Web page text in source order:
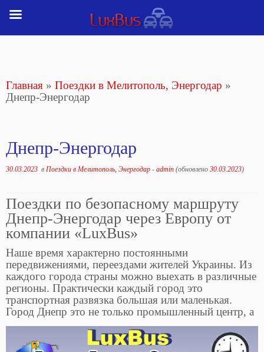
Главная » Поездки в Мелитополь, Энергодар »
Днепр-Энергодар
Днепр-Энергодар
30.03.2023 в Поездки в Мелитополь, Энергодар - admin (обновлено 30.03.2023)
Поездки по безопасному маршруту
Днепр-Энергодар через Европу от
компании «LuxBus»
Наше время характерно постоянными
передвижениями, переездами жителей Украины. Из
каждого города страны можно выехать в различные
регионы. Практически каждый город это
транспортная развязка большая или маленькая.
Город Днепр это не только промышленный центр, а